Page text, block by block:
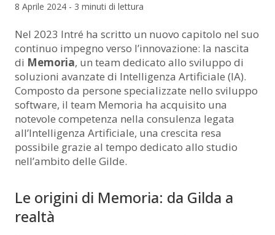
8 Aprile 2024 - 3 minuti di lettura
Nel 2023 Intré ha scritto un nuovo capitolo nel suo
continuo impegno verso l’innovazione: la nascita
di Memoria, un team dedicato allo sviluppo di
soluzioni avanzate di Intelligenza Artificiale (IA).
Composto da persone specializzate nello sviluppo
software, il team Memoria ha acquisito una
notevole competenza nella consulenza legata
all’Intelligenza Artificiale, una crescita resa
possibile grazie al tempo dedicato allo studio
nell’ambito delle Gilde.
Le origini di Memoria: da Gilda a
realtà